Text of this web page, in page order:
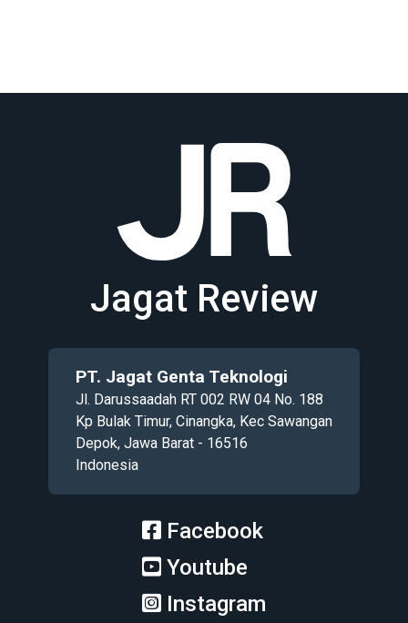
Jagat Review
PT. Jagat Genta Teknologi
Jl. Darussaadah RT 002 RW 04 No. 188
Kp Bulak Timur, Cinangka, Kec Sawangan
Depok, Jawa Barat - 16516
Indonesia
Facebook
Youtube
Instagram